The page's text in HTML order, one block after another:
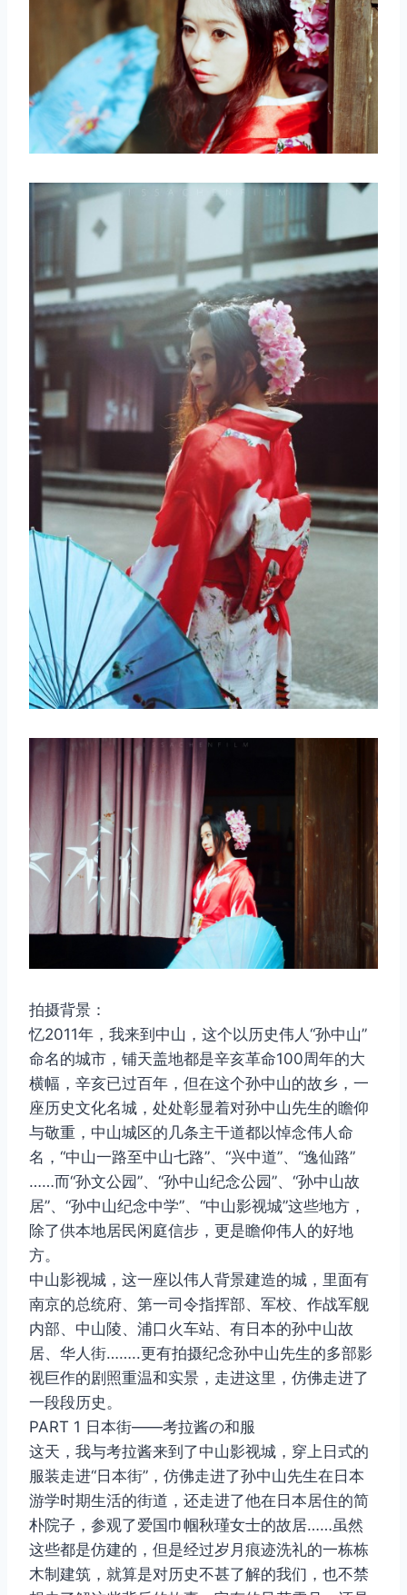
拍摄背景：
忆2011年，我来到中山，这个以历史伟人“孙中山”
命名的城市，铺天盖地都是辛亥革命100周年的大
横幅，辛亥已过百年，但在这个孙中山的故乡，一
座历史文化名城，处处彰显着对孙中山先生的瞻仰
与敬重，中山城区的几条主干道都以悼念伟人命
名，“中山一路至中山七路”、“兴中道”、“逸仙路”
……而“孙文公园”、“孙中山纪念公园”、“孙中山故
居”、“孙中山纪念中学”、“中山影视城”这些地方，
除了供本地居民闲庭信步，更是瞻仰伟人的好地
方。
中山影视城，这一座以伟人背景建造的城，里面有
南京的总统府、第一司令指挥部、军校、作战军舰
内部、中山陵、浦口火车站、有日本的孙中山故
居、华人街……..更有拍摄纪念孙中山先生的多部影
视巨作的剧照重温和实景，走进这里，仿佛走进了
一段段历史。
PART 1 日本街——考拉酱の和服
这天，我与考拉酱来到了中山影视城，穿上日式的
服装走进“日本街”，仿佛走进了孙中山先生在日本
游学时期生活的街道，还走进了他在日本居住的简
朴院子，参观了爱国巾帼秋瑾女士的故居……虽然
这些都是仿建的，但是经过岁月痕迹洗礼的一栋栋
木制建筑，就算是对历史不甚了解的我们，也不禁
搜索